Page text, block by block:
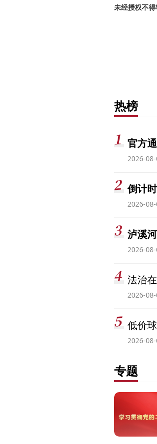
未经授权不
热榜
官方
2026-
倒计
2026-
泸溪
2026-
法治
2026-
低价
2026-
专题